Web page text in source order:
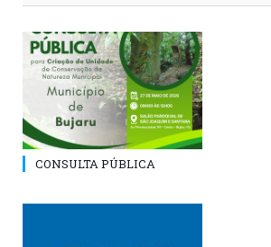
CONSULTA PÚBLICA